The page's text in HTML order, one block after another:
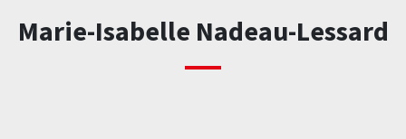
Marie-Isabelle Nadeau-Lessard